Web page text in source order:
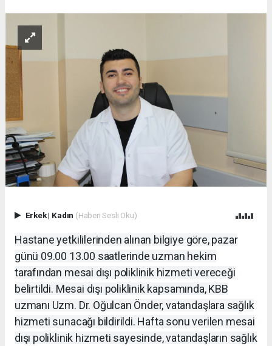
Erkek| Kadın (Haberi Sesli Oku)
Hastane yetkililerinden alınan bilgiye göre, pazar
günü 09.00 13.00 saatlerinde uzman hekim
tarafından mesai dışı poliklinik hizmeti vereceği
belirtildi. Mesai dışı poliklinik kapsamında, KBB
uzmanı Uzm. Dr. Oğulcan Önder, vatandaşlara sağlık
hizmeti sunacağı bildirildi. Hafta sonu verilen mesai
dışı poliklinik hizmeti sayesinde, vatandaşların sağlık